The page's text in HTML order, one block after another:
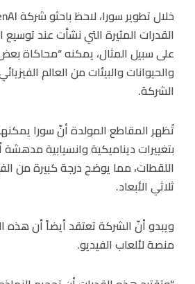
القدرات المثيرة التي نشأت عند توسيع
على سبيل المثال، يمكنه “محاكاة
والحيوانات والبيئات من العالم
الشركة.
تُظهر المقاطع المولدة أنّ سورا
بتغييرات ديناميكية وانسيابية مدهشة
اللقطات، مما يوضح درجة كبيرة من
ثلاثي الأبعاد.
ويبدو أنّ الشركة تعتقد أيضاً أن هذه
منصة لألعاب الفيديو.